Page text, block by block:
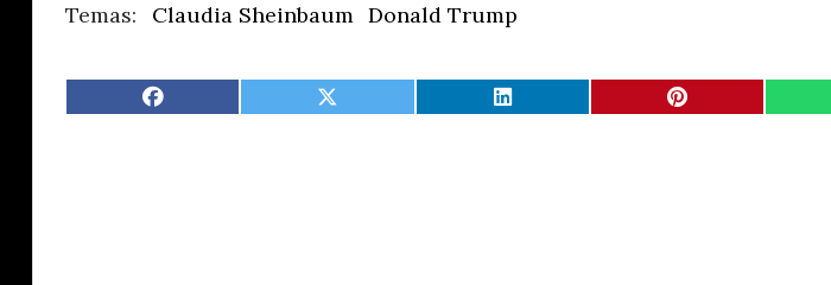
Claudia Sheinbaum Donald Trump